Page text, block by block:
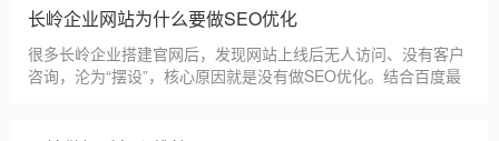
细解读SSL证书的核心作用，帮助企业避开误区、正确使用。首
先，SSL证书最核心的
长岭企业网站为什么要做SEO优化
很多长岭企业搭建官网后，发现网站上线后无人访问、没有客户
咨询，沦为“摆设”，核心原因就是没有做SEO优化。结合百度最